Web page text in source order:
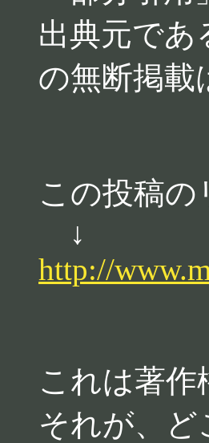
出典元であ
の無断掲載
この投稿
↓
http://
これは著
それが、